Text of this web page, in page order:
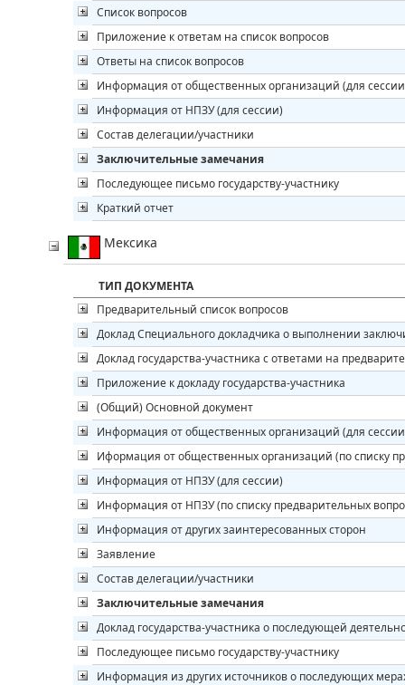
Список вопросов
Приложение к ответам на список вопросов
Ответы на список вопросов
Информация от общественных организаций (для
Информация от НПЗУ (для сессии)
Состав делегации/участники
Заключительные замечания
Последующее письмо государству-участнику
Краткий отчет
Мексика
ТИП ДОКУМЕНТА
Предварительный список вопросов
Доклад Специального докладчика о выполнении
Доклад государства-участника с ответами на
Приложение к докладу государства-участника
(Общий) Основной документ
Информация от общественных организаций (для
Иформация от общественных организаций (по списку
Информация от НПЗУ (для сессии)
Информация от НПЗУ (по списку предварительных
Информация от других заинтересованных сторон
Заявление
Состав делегации/участники
Заключительные замечания
Доклад государства-участника о последующей
Последующее письмо государству-участнику
Информация из других источников о последующих